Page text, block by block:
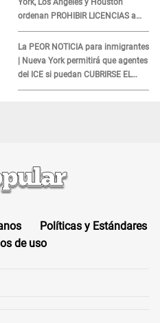
ordenan PROHIBIR LICENCIAS a
quienes no presenten ESTE
DOCUMENTO
La PEOR NOTICIA para inmigrantes
| Nueva York permitirá que agentes
del ICE si puedan CUBRIRSE EL
ROSTRO
Políticas y Estándares
de uso